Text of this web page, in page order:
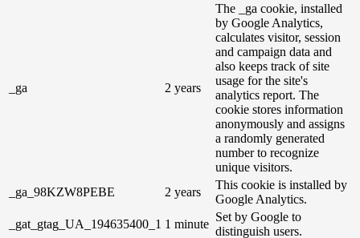
_ga 2 years
The _ga cookie, installed
by Google Analytics,
calculates visitor, session
and campaign data and
also keeps track of site
usage for the site's
analytics report. The
cookie stores information
anonymously and assigns
a randomly generated
number to recognize
unique visitors.
_ga_98KZW8PEBE
2 years
This cookie is installed by
Google Analytics.
_gat_gtag_UA_194635400_1 1 minute
Set by Google to
distinguish users.